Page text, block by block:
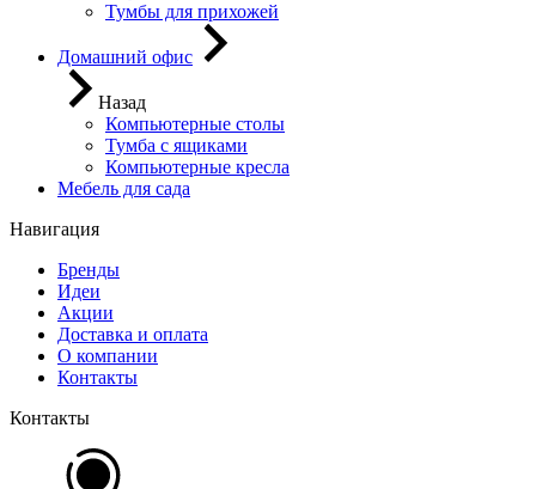
Тумбы для прихожей
Домашний офис
Назад
Компьютерные столы
Тумба с ящиками
Компьютерные кресла
Мебель для сада
Навигация
Бренды
Идеи
Акции
Доставка и оплата
О компании
Контакты
Контакты